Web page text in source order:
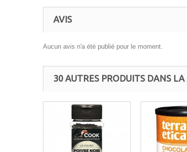
AVIS
Aucun avis n'a été publié pour le moment.
30 AUTRES PRODUITS DANS LA